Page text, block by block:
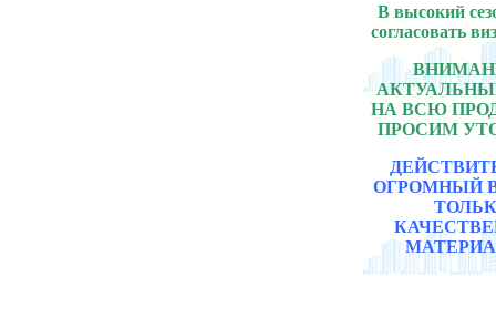
В высокий
согласовать
НА ВСЮ
ПРОСИМ
ОГРОМНЫЙ